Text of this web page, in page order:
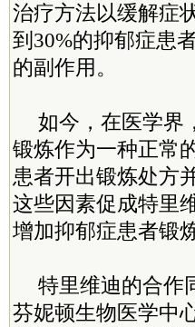
治疗方法以缓解症
到30%的抑郁症患
的副作用。
如今，在医学界
锻炼作为一种正常
患者开出锻炼处方
这些因素促成特里
增加抑郁症患者锻
特里维迪的合作
芬妮顿生物医学中